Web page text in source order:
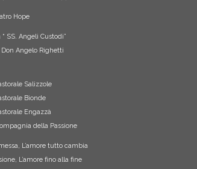
Hope
SS. Angeli Custodi”
Angelo Righetti
Salizzole
Bionde
Engazzà
della Passione
L’amore tutto cambia
L’amore fino alla fine